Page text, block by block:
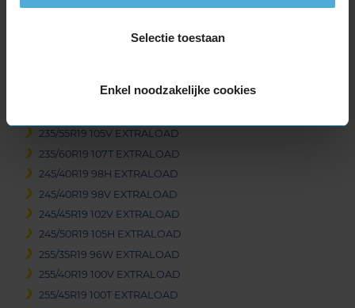
Selectie toestaan
Enkel noodzakelijke cookies
235/50R19 99T EXTRALOAD
235/55R19 105H EXTRALOAD
235/55R19 105V EXTRALOAD
235/60R19 107T EXTRALOAD
245/40R19 98H EXTRALOAD
245/40R19 98V EXTRALOAD
245/45R19 102V EXTRALOAD
245/50R19 105H EXTRALOAD
255/35R19 96W EXTRALOAD
255/40R19 100V EXTRALOAD
255/45R19 100T EXTRALOAD